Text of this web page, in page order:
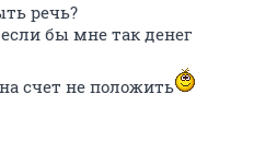
речь?
бы мне так денег
счет не положить